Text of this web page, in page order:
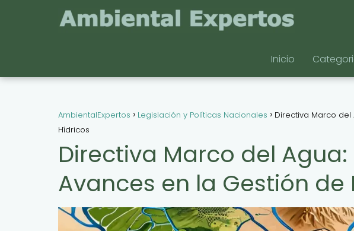
Inicio
AmbientalExpertos Legislación y Políticas Nacionales
Directiva Marco del
Hídricos
Directiva Marco del Agua:
Avances en la Gestión de